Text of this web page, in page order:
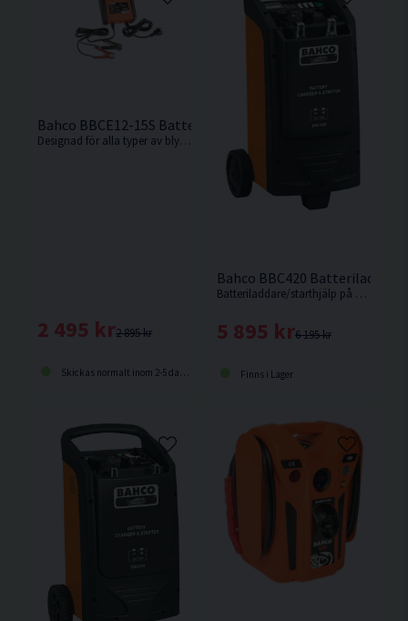
Bahco BBCE12-15S Batteriladdare 12V 15A
Designad för alla typer av bly-syrabatterier som AGM, Cal/Cal, Gel, SLI, VRLA, EFB inklusive Start & Stop
2 895 kr
2 495 kr
Skickas normalt inom 2-5 dagar
Bahco BBC420
Batteriladdare/starthjälp på hjul från Bahco.
6 195 kr
5 895 kr
Finns i Lager